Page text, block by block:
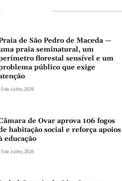
de São Pedro de Maceda —
praia seminatural, um
florestal sensível e um
público que exige
de Julho, 2026
de Ovar aprova 106 fogos
habitação social e reforça apoios
educação
de Julho, 2026